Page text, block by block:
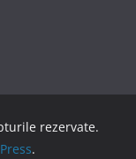
rezervate.
.